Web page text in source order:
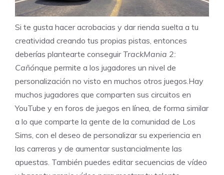
Si te gusta hacer acrobacias y dar rienda suelta a tu
creatividad creando tus propias pistas, entonces
deberías plantearte conseguirTrackMania 2:
Cañónque permite a los jugadores un nivel de
personalización no visto en muchos otros juegos.Hay
muchos jugadores que comparten sus circuitos en
YouTube y en foros de juegos en línea, de forma similar
a lo que comparte la gente de la comunidad de Los
Sims, con el deseo de personalizar su experiencia en
las carreras y de aumentar sustancialmente las
apuestas. También puedes editar secuencias de vídeo